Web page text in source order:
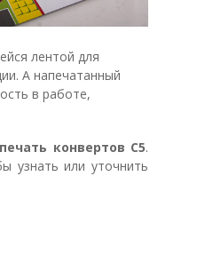
лентой для
А напечатанный
в работе,
печать конвертов С5.
узнать или уточнить